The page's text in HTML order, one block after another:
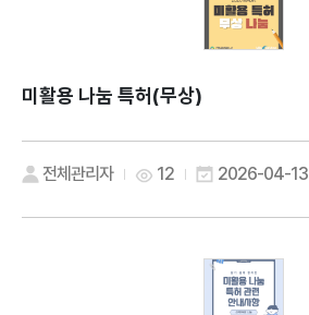
미활용 나눔 특허(무상)
전체관리자 12 2026-04-13